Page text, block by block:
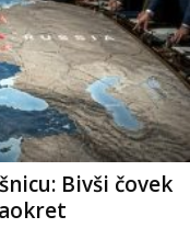
Bivši čovek